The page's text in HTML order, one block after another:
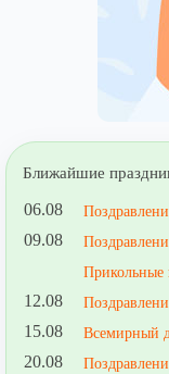
Ближайшие
06.08
09.08
Прикольные
12.08
15.08 Всемирный
20.08